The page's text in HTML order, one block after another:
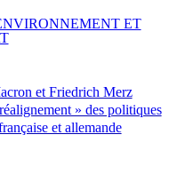
et Friedrich Merz
» des politiques
et allemande
ET